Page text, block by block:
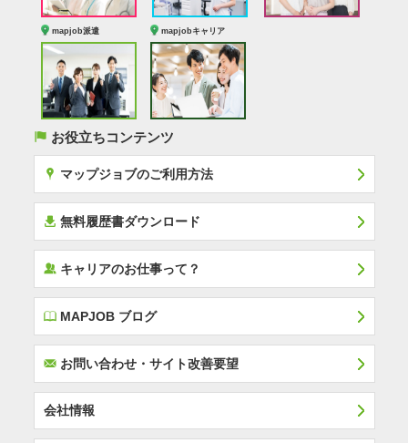
mapjob派遣 mapjobキャリア
( お役立ちコンテンツ
x マップジョブのご利用方法
í 無料履歴書ダウンロード
‰キャリアのお仕事って？
EMAPJOB ブログ
Fお問い合わせ・サイト改善要望
会社情報